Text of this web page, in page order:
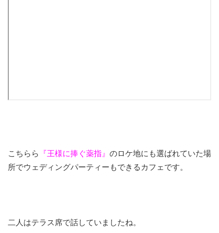
こちらら 『王様に捧ぐ薬指』 のロケ地にも選ばれていた場
所でウェディングパーティーもできるカフェです。
二人はテラス席で話していましたね。